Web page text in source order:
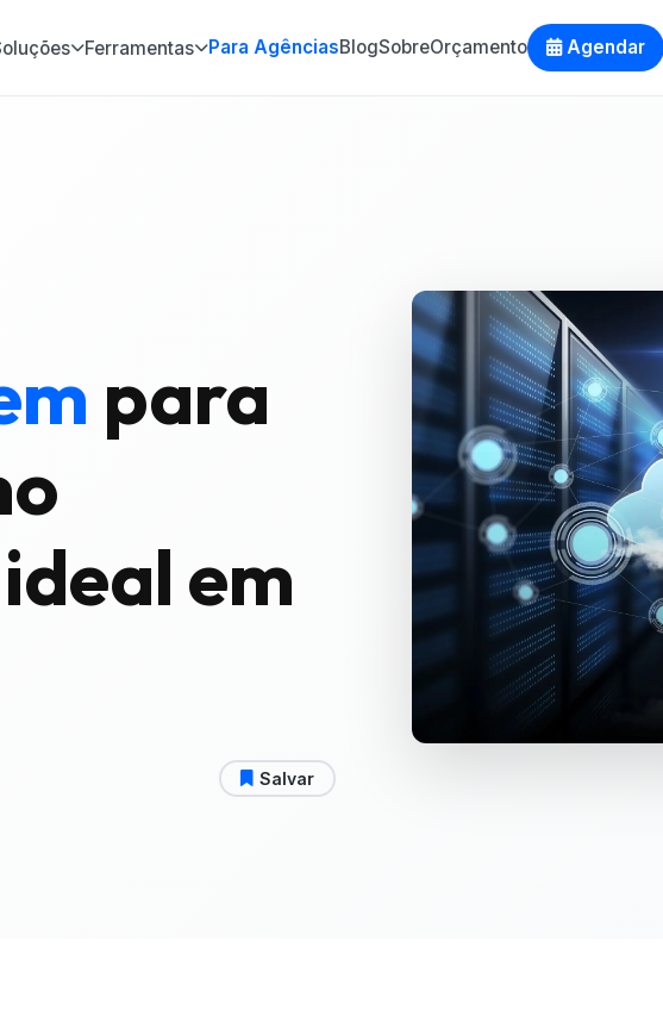
Ferramentas Para AgênciasBlogSobreOrçamento Agendar
para
em
Salvar